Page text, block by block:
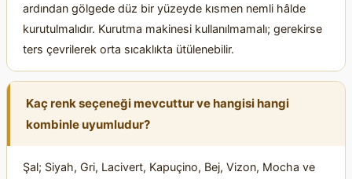
ardından gölgede düz bir yüzeyde kısmen nemli hâlde
kurutulmalıdır. Kurutma makinesi kullanılmamalı; gerekirse
ters çevrilerek orta sıcaklıkta ütülenebilir.
Kaç renk seçeneği mevcuttur ve hangisi hangi
kombinle uyumludur?
Şal; Siyah, Gri, Lacivert, Kapuçino, Bej, Vizon, Mocha ve